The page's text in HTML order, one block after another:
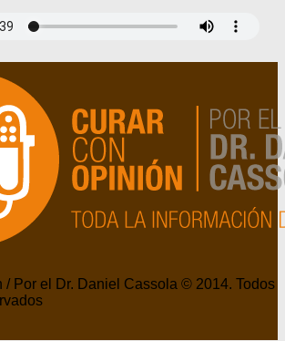
/ Por el Dr. Daniel Cassola © 2014. Todos